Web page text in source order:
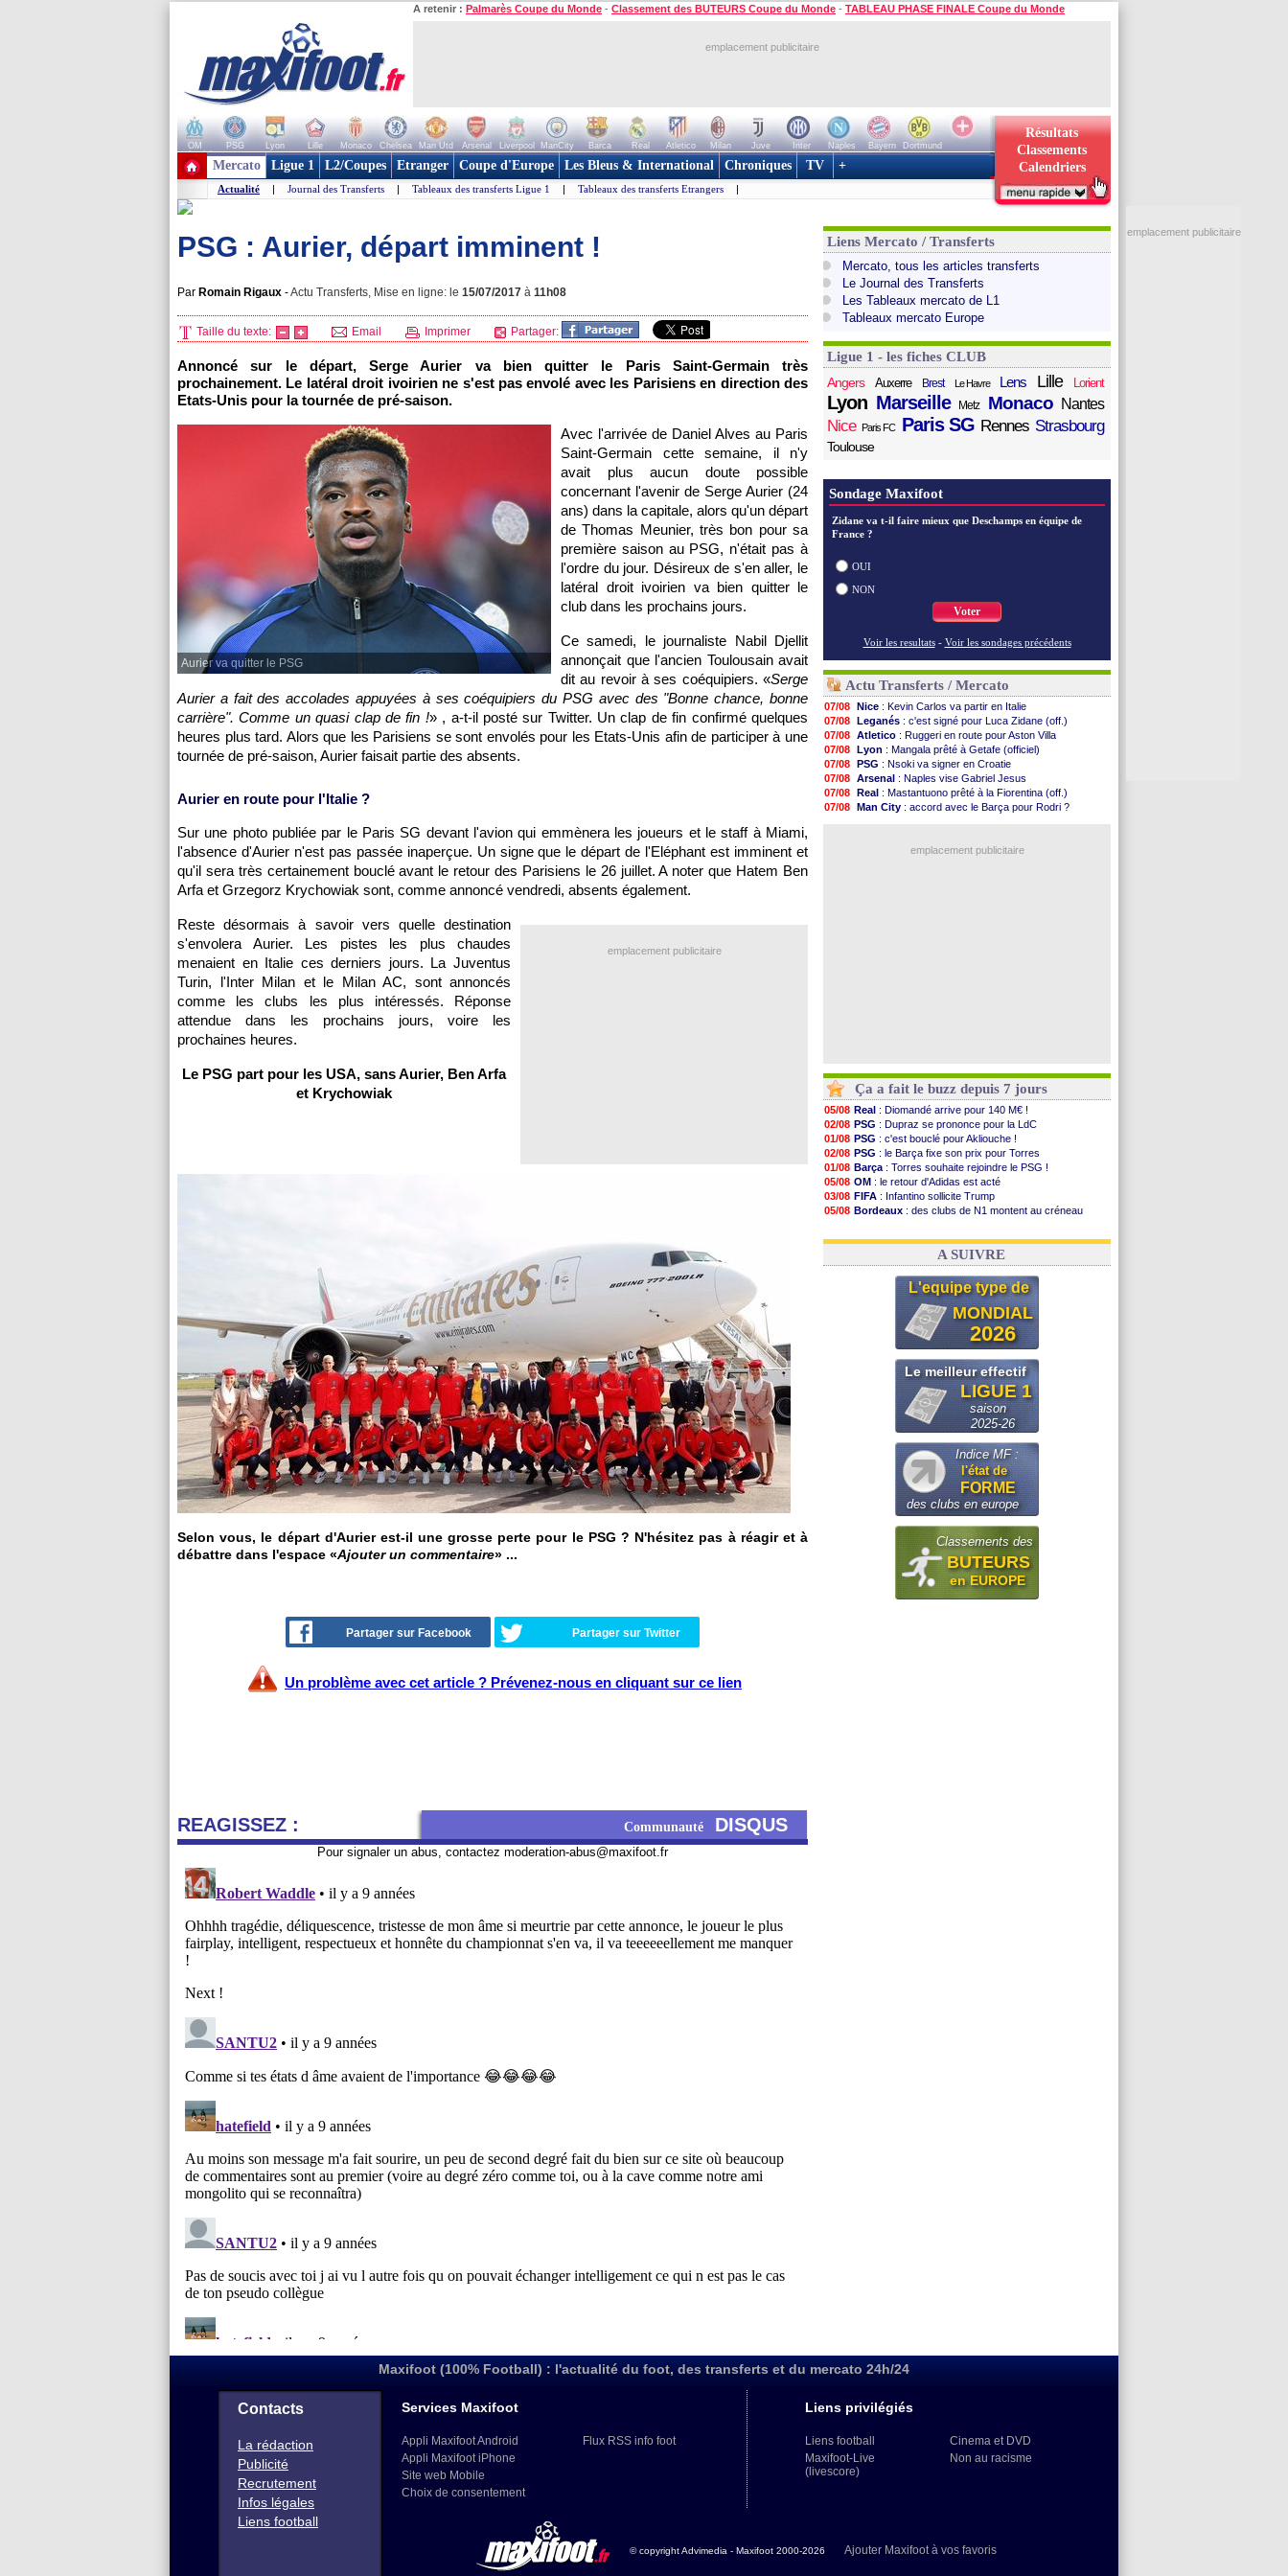
A retenir : Palmarès Coupe du Monde - Classement des BUTEURS Coupe du Monde - TABLEAU PHASE FINALE Coupe du Monde
emplacement publicitaire
OM PSG Lyon Lille Monaco Chelsea Man Utd Arsenal Liverpool ManCity Barca Real Atletico Milan Juve Inter Naples Bayern
Dortmund
+ de clubs
Résultats
Classements
Calendriers
Mercato Ligue 1 L2/Coupes Etranger Coupe d'Europe Les Bleus & International Chroniques TV +
Actualité | Journal des Transferts | Tableaux des transferts Ligue 1 | Tableaux des transferts Etrangers |
PSG : Aurier, départ imminent !
Par Romain Rigaux -Actu Transferts, Mise en ligne: le 15/07/2017 à 11h08
Taille du texte: Email Imprimer Partager:
Annoncé sur le départ, Serge Aurier va bien quitter le Paris Saint-Germain très
prochainement. Le latéral droit ivoirien ne s'est pas envolé avec les Parisiens en direction des
Etats-Unis pour la tournée de pré-saison.
Aurier va quitter le PSG
Avec l'arrivée de Daniel Alves au Paris
Saint-Germain cette semaine, il n'y
avait plus aucun doute possible
concernant l'avenir de Serge Aurier (24
ans) dans la capitale, alors qu'un départ
de Thomas Meunier, très bon pour sa
première saison au PSG, n'était pas à
l'ordre du jour. Désireux de s'en aller, le
latéral droit ivoirien va bien quitter le
club dans les prochains jours.
Ce samedi, le journaliste Nabil Djellit
annonçait que l'ancien Toulousain avait
dit au revoir à ses coéquipiers. «Serge
Aurier a fait des accolades appuyées à ses coéquipiers du PSG avec des "Bonne chance, bonne
carrière". Comme un quasi clap de fin !» , a-t-il posté sur Twitter. Un clap de fin confirmé quelques
heures plus tard. Alors que les Parisiens se sont envolés pour les Etats-Unis afin de participer à une
tournée de pré-saison, Aurier faisait partie des absents.
Aurier en route pour l'Italie ?
Sur une photo publiée par le Paris SG devant l'avion qui emmènera les joueurs et le staff à Miami,
l'absence d'Aurier n'est pas passée inaperçue. Un signe que le départ de l'Eléphant est imminent et
qu'il sera très certainement bouclé avant le retour des Parisiens le 26 juillet. A noter que Hatem Ben
Arfa et Grzegorz Krychowiak sont, comme annoncé vendredi, absents également.
emplacement publicitaire
Reste désormais à savoir vers quelle destination
s'envolera Aurier. Les pistes les plus chaudes
menaient en Italie ces derniers jours. La Juventus
Turin, l'Inter Milan et le Milan AC, sont annoncés
comme les clubs les plus intéressés. Réponse
attendue dans les prochains jours, voire les
prochaines heures.
Le PSG part pour les USA, sans Aurier, Ben Arfa
et Krychowiak
Selon vous, le départ d'Aurier est-il une grosse perte pour le PSG ? N'hésitez pas à réagir et à
débattre dans l'espace «Ajouter un commentaire» ...
Partager sur Facebook Partager sur Twitter
Un problème avec cet article ? Prévenez-nous en cliquant sur ce lien
REAGISSEZ : Communauté DISQUS
Pour signaler un abus, contactez moderation-abus@maxifoot.fr
Liens Mercato / Transferts
Mercato, tous les articles transferts
Le Journal des Transferts
Les Tableaux mercato de L1
Tableaux mercato Europe
Ligue 1 - les fiches CLUB
Angers
Auxerre Brest Le Havre Lens Lille Lorient
Lyon Marseille Metz Monaco Nantes
Nice Paris FC Paris SG Rennes Strasbourg
Toulouse
Sondage Maxifoot
Zidane va t-il faire mieux que Deschamps en équipe de
France ?
OUI
NON
Voter
Voir les resultats - Voir les sondages précédents
Actu Transferts / Mercato
07/08 Nice : Kevin Carlos va partir en Italie
07/08 Leganés : c'est signé pour Luca Zidane (off.)
07/08 Atletico : Ruggeri en route pour Aston Villa
07/08 Lyon : Mangala prêté à Getafe (officiel)
07/08 PSG : Nsoki va signer en Croatie
07/08 Arsenal : Naples vise Gabriel Jesus
07/08 Real : Mastantuono prêté à la Fiorentina (off.)
07/08 Man City : accord avec le Barça pour Rodri ?
: Sion Oppong signe pour 4 ans (officiel)
emplacement publicitaire
Ça a fait le buzz depuis 7 jours
05/08 Real : Diomandé arrive pour 140 M€ !
02/08 PSG : Dupraz se prononce pour la LdC
01/08 PSG : c'est bouclé pour Akliouche !
02/08 PSG : le Barça fixe son prix pour Torres
01/08 Barça : Torres souhaite rejoindre le PSG !
05/08 OM : le retour d'Adidas est acté
03/08 FIFA : Infantino sollicite Trump
05/08 Bordeaux : des clubs de N1 montent au créneau
03/08 Real: le démenti de Leipzig pour Diomandé
A SUIVRE
L'equipe type de
MONDIAL
2026
Le meilleur effectif
LIGUE 1
saison
2025-26
Indice MF :
l'état de
FORME
des clubs en europe
Classements des
BUTEURS
en EUROPE
emplacement publicitaire
Maxifoot (100% Football) : l'actualité du foot, des transferts et du mercato 24h/24
Contacts
La rédaction
Publicité
Recrutement
Infos légales
Liens football
Services Maxifoot
Appli Maxifoot Android
Appli Maxifoot iPhone
Site web Mobile
Choix de consentement
Flux RSS info foot
Liens privilégiés
Liens football
Maxifoot-Live
(livescore)
Cinema et DVD
Non au racisme
© copyright Advimedia - Maxifoot 2000-2026 Ajouter Maxifoot à vos favoris